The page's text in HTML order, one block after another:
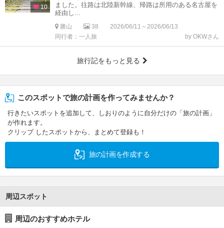
10
ました。往路は北陸新幹線、帰路は所用のある名古屋を
経由し...
勝山 38
2026/06/11～2026/06/13
同行者：一人旅
by OKWさん
旅行記をもっと見る
このスポットで旅の計画を作ってみませんか？
行きたいスポットを追加して、しおりのように自分だけの「旅の計画」
が作れます。
クリップ したスポットから、まとめて登録も！
旅の計画を作成する
周辺スポット
周辺のおすすめホテル